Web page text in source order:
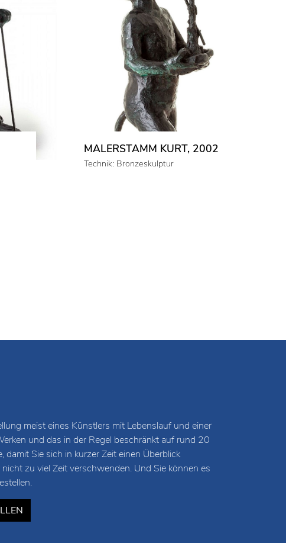
MALERSTAMM KURT, 2002
Technik: Bronzeskulptur
meist eines Künstlers mit Lebenslauf und einer
und das in der Regel beschränkt auf rund 20
damit Sie sich in kurzer Zeit einen Überblick
zu viel Zeit verschwenden. Und Sie können es